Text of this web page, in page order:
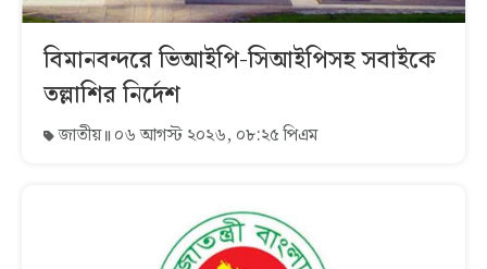
বিমানবন্দরে ভিআইপি-সিআইপিসহ সবাইকে
তল্লাশির নির্দেশ
জাতীয় ০৬ আগস্ট ২০২৬, ০৮:২৫ পিএম